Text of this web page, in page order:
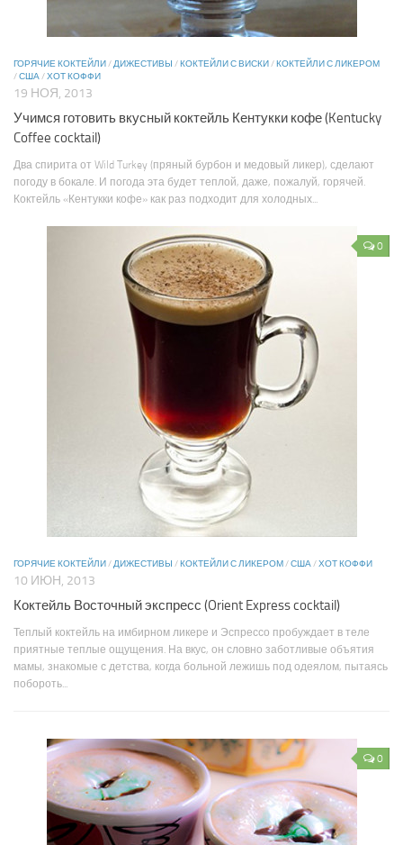
ГОРЯЧИЕ КОКТЕЙЛИ/ДИЖЕСТИВЫ /КОКТЕЙЛИ С ВИСКИ/КОКТЕЙЛИ С ЛИКЕРОМ
/США/ХОТ КОФФИ
19 НОЯ, 2013
Учимся готовить вкусный коктейль Кентукки кофе (Kentucky
Coffee cocktail)
Два спирита от Wild Turkey (пряный бурбон и медовый ликер), сделают
погоду в бокале. И погода эта будет теплой, даже, пожалуй, горячей.
Коктейль «Кентукки кофе» как раз подходит для холодных...
0
ГОРЯЧИЕ КОКТЕЙЛИ/ДИЖЕСТИВЫ /КОКТЕЙЛИ С ЛИКЕРОМ/США/ХОТ КОФФИ
10 ИЮН, 2013
Коктейль Восточный экспресс (Orient Express cocktail)
Теплый коктейль на имбирном ликере и Эспрессо пробуждает в теле
приятные теплые ощущения. На вкус, он словно заботливые объятия
мамы, знакомые с детства, когда больной лежишь под одеялом, пытаясь
побороть...
0